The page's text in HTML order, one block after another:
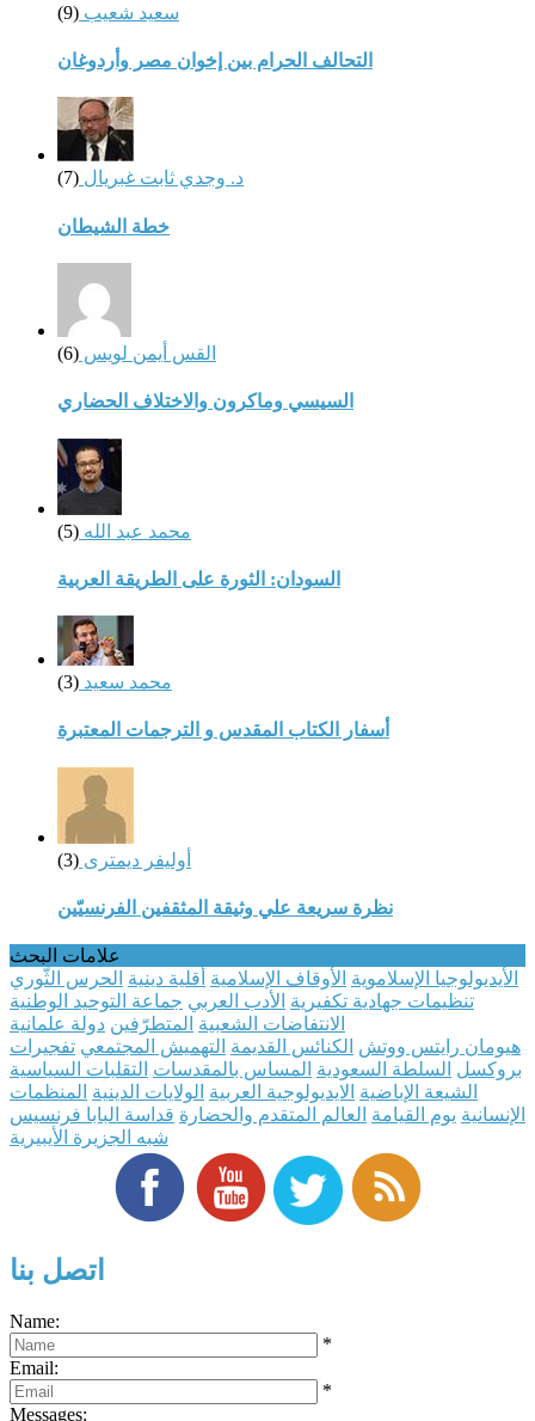
سعيد شعيب (9)
التحالف الحرام بين إخوان مصر وأردوغان
د. وجدي ثابت غبريال (7)
خطة الشيطان
القس أيمن لويس (6)
السيسي وماكرون والاختلاف الحضاري
محمد عبد الله (5)
السودان: الثورة على الطريقة العربية
محمد سعيد (3)
أسفار الكتاب المقدس و الترجمات المعتبرة
أوليفر ديمترى (3)
نظرة سريعة علي وثيقة المثقفين الفرنسيّين
علامات البحث
الأيديولوجيا الإسلاموية الأوقاف الإسلامية أقلية دينية الحرس الثَّوري
تنظيمات جهادية تكفيرية الأدب العربي جماعة التوحيد الوطنية
الانتفاضات الشعبية المتطرّفين دولة علمانية
هيومان رايتس ووتش الكنائس القديمة التهميش المجتمعي تفجيرات
بروكسل السلطة السعودية المساس بالمقدسات التقلبات السياسية
الشيعة الإباضية الايديولوجية العربية الولايات الدينية المنظمات
الإنسانية يوم القيامة العالم المتقدم والحضارة قداسة البابا فرنسيس
شبه الجزيرة الأيبيرية
اتصل بنا
Name:
*
Email:
*
Messages: